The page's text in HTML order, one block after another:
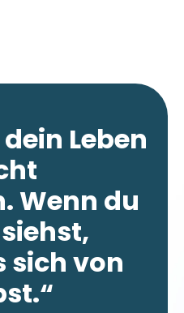
Leben
Wenn du
sich von